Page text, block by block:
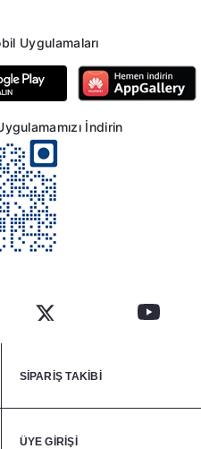
Uygulamaları
İndirin
SİPARİŞ TAKİBİ
ÜYE GİRİŞİ